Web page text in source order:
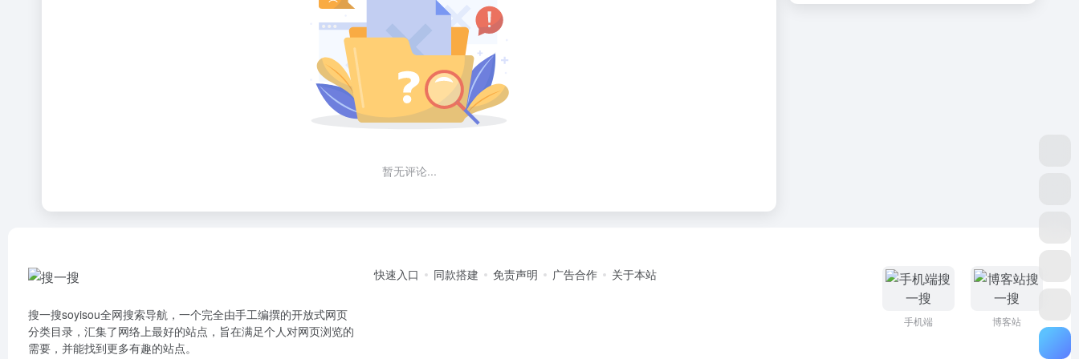
暂无评论...
搜一搜soyisou全网搜索导航，一个完全由手工编撰的开放式网页
分类目录，汇集了网络上最好的站点，旨在满足个人对网页浏览的
需要，并能找到更多有趣的站点。
快速入口 同款搭建 免责声明 广告合作 关于本站
手机端 博客站